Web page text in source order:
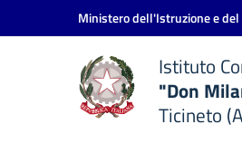
Vai ai contenuti
Vai al menu di navigazione
Ministero dell'Istruzione e
Istituto
"Don
Ticineto